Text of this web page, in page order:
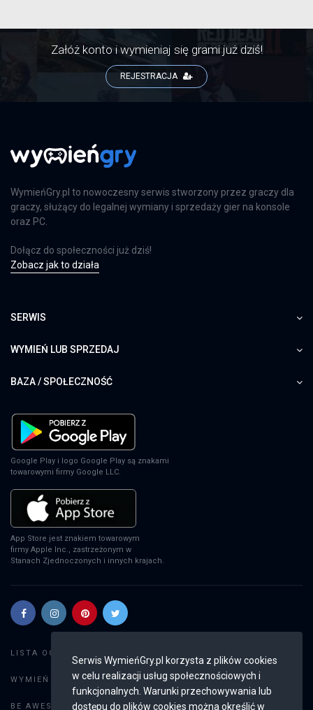
Serwis WymieńGry.pl korzysta z plików cookies
w celu realizacji usług społecznościowych i
funkcjonalnych. Warunki przechowywania lub
dostępu do plików cookies można określić w
Załóż konto i wymieniaj się grami już dziś!
REJESTRACJA
WymieńGry.pl to nowoczesny serwis stworzony przez graczy dla
graczy, służący do legalnej wymiany i sprzedaży gier na konsole
oraz PC.
Dołącz do społeczności już dziś!
Zobacz jak to działa
SERWIS
WYMIEŃ LUB SPRZEDAJ
BAZA / SPOŁECZNOŚĆ
Google Play i logo Google Play są znakami
towarowymi firmy Google LLC.
App Store jest znakiem towarowym
firmy Apple Inc., zastrzeżonym w
Stanach Zjednoczonych i innych krajach.
LISTA OGŁOSZEŃ:
WYMIEŃ GRY: Dodaj ogłoszenie
BE AWESOME: Weryfikacja konta